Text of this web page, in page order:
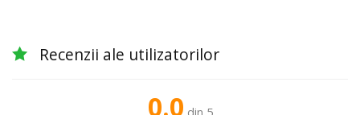
Recenzii ale utilizatorilor
0.0